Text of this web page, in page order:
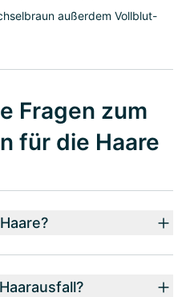
außerdem Vollblut-
Fragen zum
für die Haare